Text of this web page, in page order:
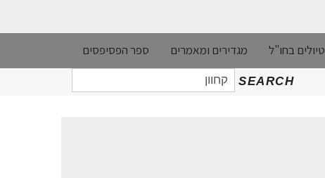
טיולים בחו"ל מגדירים ומאמרים ספר הפסיפסים
SEARCH
חיפוש
עבור: